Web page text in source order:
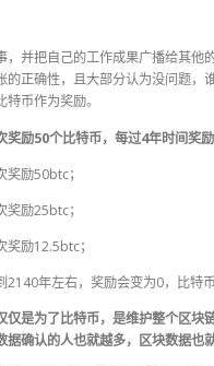
，并把自己的工作成果广播给其他
的正确性，且大部分认为没问题，
币作为奖励。
励50个比特币，每过4年时间奖励
励50btc；
励25btc；
励12.5btc；
2140年左右，奖励会变为0，比特
仅是为了比特币，是维护整个区块
确认的人也就越多，区块数据也